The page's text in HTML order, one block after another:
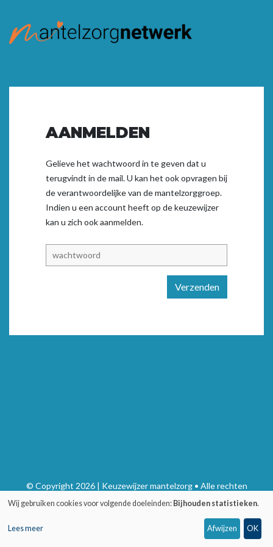
AANMELDEN
Gelieve het wachtwoord in te geven dat u
terugvindt in de mail. U kan het ook opvragen bij
de verantwoordelijke van de mantelzorggroep.
Indien u een account heeft op de keuzewijzer
kan u zich ookaanmelden.
Verzenden
© Copyright 2026 | Keuzewijzer mantelzorg • Alle rechten
voorbehouden
Wij gebruiken cookies voor volgende doeleinden: Bijhouden statistieken.
Lees meer Afwijzen OK